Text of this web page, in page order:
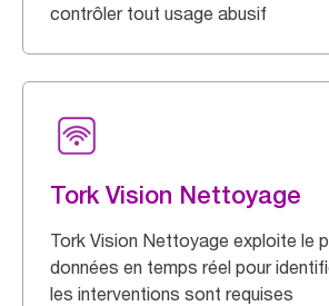
contrôler tout usage abusif
Tork Vision Nettoyage
Tork Vision Nettoyage exploite le
données en temps réel pour
les interventions sont requises